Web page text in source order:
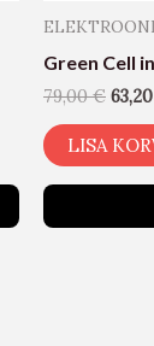
Green Cell
79,00€ 63,20
LISA